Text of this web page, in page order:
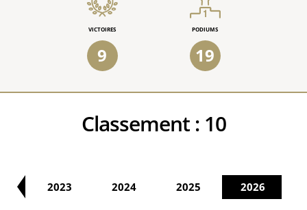
VICTOIRES
9
PODIUMS
19
Classement : 10
2023 2024 2025 2026